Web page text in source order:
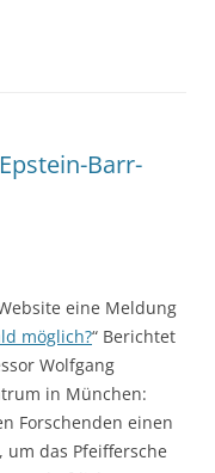
Barr-
eine Meldung
möglich?“ Berichtet
Wolfgang
in München:
Forschenden einen
das Pfeiffersche